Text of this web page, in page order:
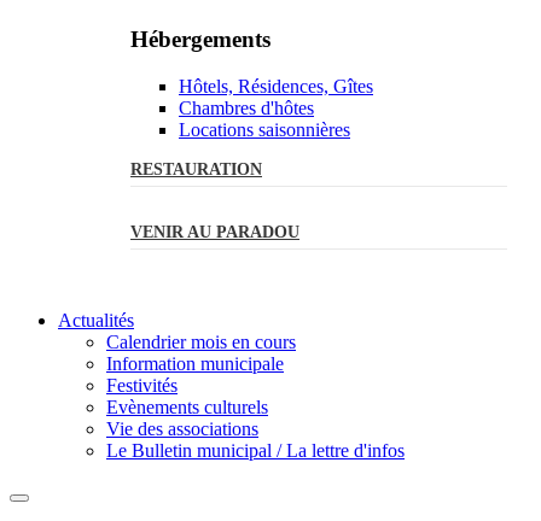
Hébergements
Hôtels, Résidences, Gîtes
Chambres d'hôtes
Locations saisonnières
RESTAURATION
VENIR AU PARADOU
Actualités
Calendrier mois en cours
Information municipale
Festivités
Evènements culturels
Vie des associations
Le Bulletin municipal / La lettre d'infos